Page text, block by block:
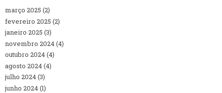
março 2025 (2)
fevereiro 2025 (2)
janeiro 2025 (3)
novembro 2024(4)
outubro 2024(4)
agosto 2024(4)
julho 2024(3)
junho 2024(1)